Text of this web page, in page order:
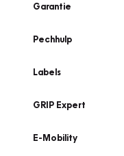
Garantie
Pechhulp
Labels
GRIP Expert
E-Mobility